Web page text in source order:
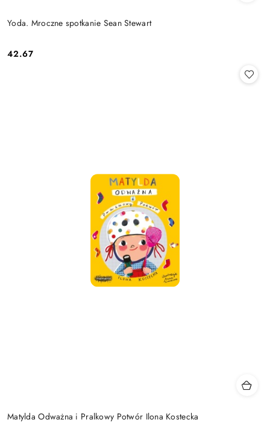
Yoda. Mroczne spotkanie Sean Stewart
Cena:
42.67
Matylda Odważna i Pralkowy Potwór Ilona Kostecka